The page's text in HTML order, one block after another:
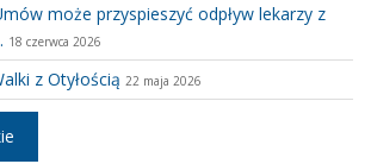
może przyspieszyć odpływ lekarzy z
18 czerwca 2026
z Otyłością 22 maja 2026